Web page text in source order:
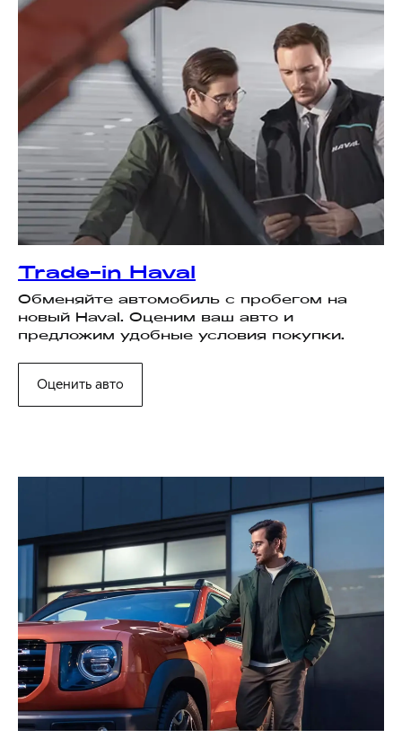
Trade-in Haval
Обменяйте автомобиль с пробегом на
новый Haval. Оценим ваш авто и
предложим удобные условия покупки.
Оценить авто